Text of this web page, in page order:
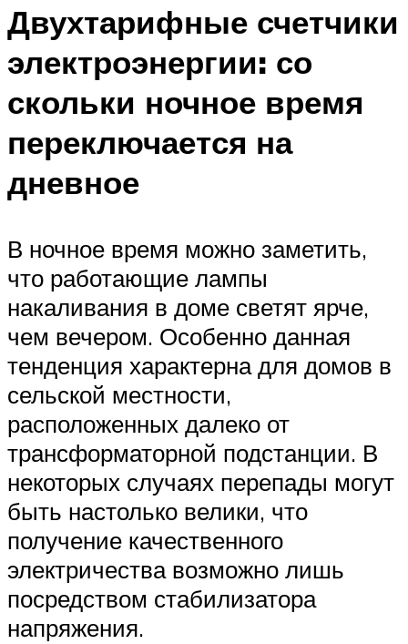
Двухтарифные счетчики
электроэнергии: со
скольки ночное время
переключается на
дневное
В ночное время можно заметить,
что работающие лампы
накаливания в доме светят ярче,
чем вечером. Особенно данная
тенденция характерна для домов в
сельской местности,
расположенных далеко от
трансформаторной подстанции. В
некоторых случаях перепады могут
быть настолько велики, что
получение качественного
электричества возможно лишь
посредством стабилизатора
напряжения.